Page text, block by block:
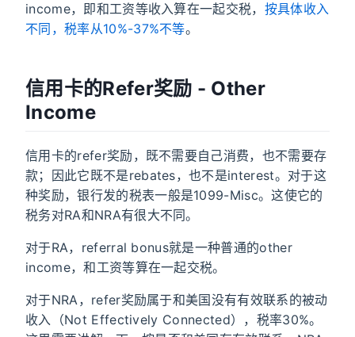
income，即和工资等收入算在一起交税， 按具体收入
不同，税率从10%-37%不等。
信用卡的Refer奖励 - Other
Income
信用卡的refer奖励，既不需要自己消费，也不需要存
款；因此它既不是rebates，也不是interest。对于这
种奖励，银行发的税表一般是1099-Misc。这使它的
税务对RA和NRA有很大不同。
对于RA，referral bonus就是一种普通的other
income，和工资等算在一起交税。
对于NRA，refer奖励属于和美国没有有效联系的被动
收入（Not Effectively Connected），税率30%。